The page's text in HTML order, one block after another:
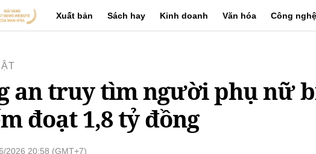
Xuất bản Sách hay Kinh doanh Văn hóa Công nghệ
an truy tìm người phụ nữ
đoạt 1,8 tỷ đồng
2026 20:58 (GMT+7)